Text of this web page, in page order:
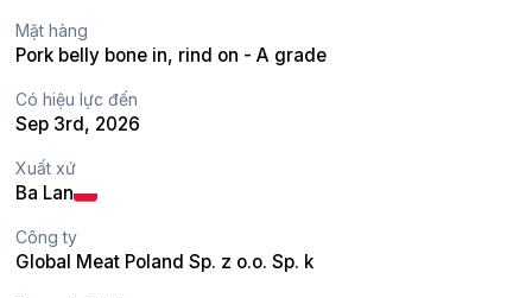
Mặt hàng
Pork belly bone in, rind on - A grade
Có hiệu lực đến
Sep 3rd, 2026
Xuất xứ
Ba Lan
Công ty
Global Meat Poland Sp. z o.o. Sp. k